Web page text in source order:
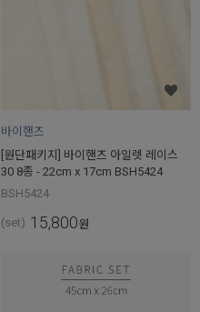
바이핸즈
[원단패키지] 바이핸즈 아일렛 레이스
30 8종 - 22cm x 17cm BSH5424
BSH5424
(set) 15,800원